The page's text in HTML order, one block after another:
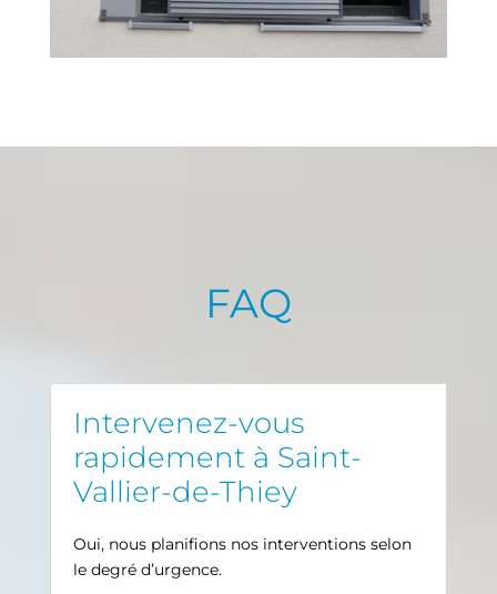
FAQ
Intervenez-vous
rapidement à Saint-
Vallier-de-Thiey
Oui, nous planifions nos interventions selon
le degré d’urgence.